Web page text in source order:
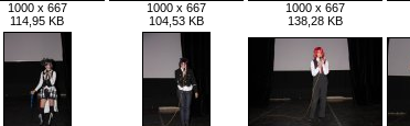
1000 x 667
114,95 KB
1000 x 667
104,53 KB
1000 x 667
138,28 KB